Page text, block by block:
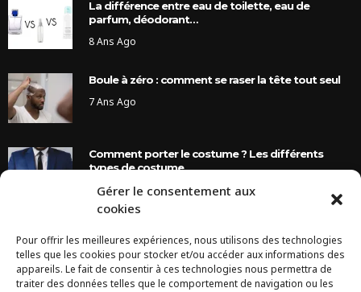
Gérer le consentement aux
cookies
Pour offrir les meilleures expériences, nous utilisons des technologies
telles que les cookies pour stocker et/ou accéder aux informations des
appareils. Le fait de consentir à ces technologies nous permettra de
traiter des données telles que le comportement de navigation ou les
La différence entre eau de toilette, eau de
parfum, déodorant…
8 Ans Ago
Boule à zéro : comment se raser la tête tout seul
7 Ans Ago
Comment porter le costume ? Les différents
types de costume
8 Ans Ago
INSTAGRAM
Configuration error or no pictures...